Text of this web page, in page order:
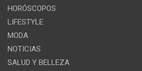
HORÓSCOPOS
LIFESTYLE
MODA
NOTICIAS
SALUD Y BELLEZA